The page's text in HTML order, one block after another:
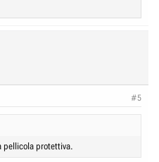
#5
pellicola protettiva.